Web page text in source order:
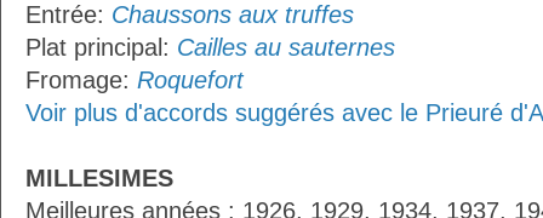
Entrée: Chaussons aux truffes
Plat principal: Cailles au sauternes
Fromage: Roquefort
Voir plus d'accords suggérés avec le Prieuré
MILLESIMES
Meilleures années : 1926, 1929, 1934, 1937,